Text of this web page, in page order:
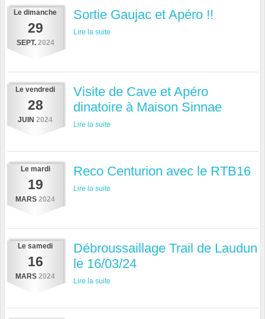
Le dimanche
29
SEPT. 2024
Sortie Gaujac et Apéro !!
Lire la suite
Le vendredi
28
JUIN 2024
Visite de Cave et Apéro
dinatoire à Maison Sinnae
Lire la suite
Le mardi
19
MARS 2024
Reco Centurion avec le RTB16
Lire la suite
Le samedi
16
MARS 2024
Débroussaillage Trail de Laudun
le 16/03/24
Lire la suite